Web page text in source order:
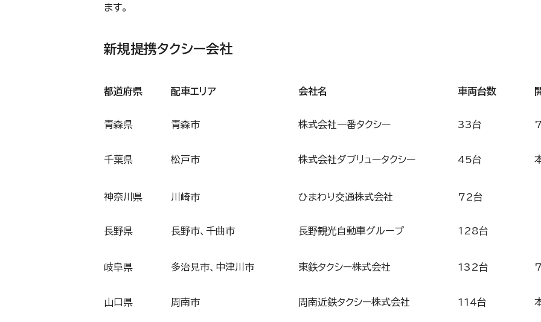
ます。
新規提携タクシー会社
都道府県 配車エリア 会社名 車両台数
青森県 青森市 株式会社一番タクシー 33台
千葉県 松戸市 株式会社ダブリュータクシー 45台
神奈川県 川崎市 ひまわり交通株式会社 72台
長野県 長野市、千曲市 長野観光自動車グループ 128台
岐阜県 多治見市、中津川市 東鉄タクシー株式会社 132台
山口県 周南市 周南近鉄タクシー株式会社 114台